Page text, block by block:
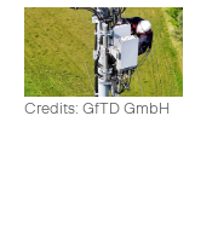
Credits: GfTD GmbH